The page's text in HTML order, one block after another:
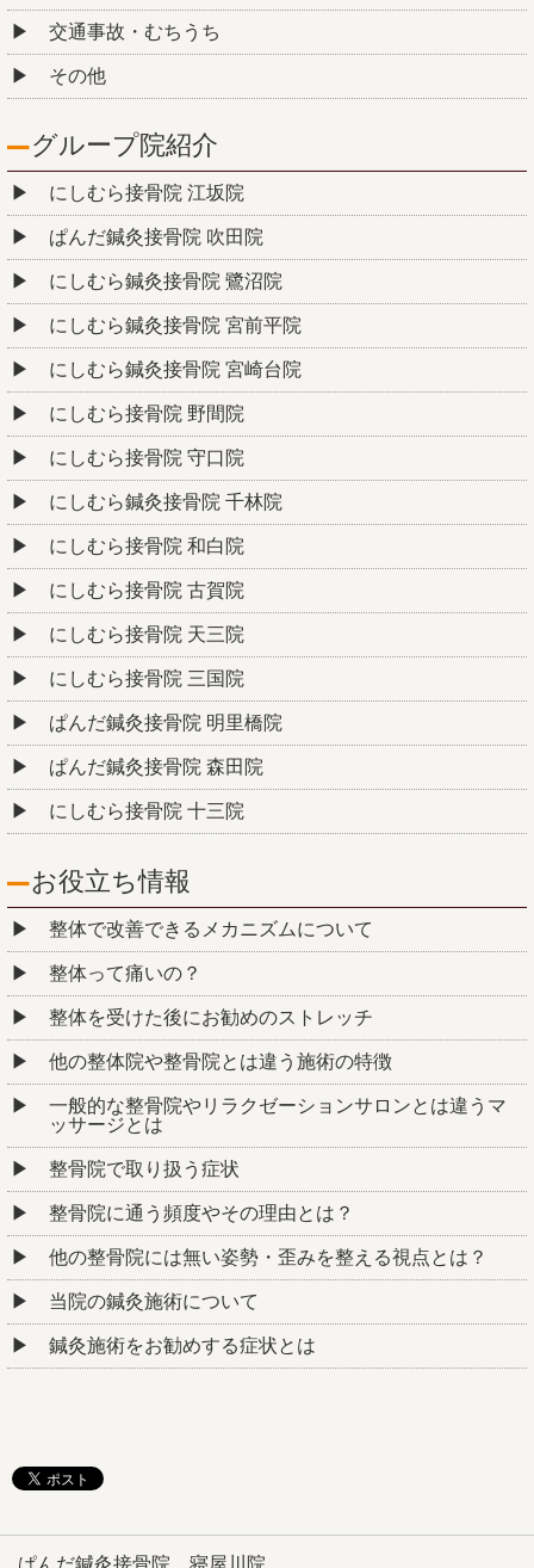
交通事故・むちうち
その他
グループ院紹介
にしむら接骨院 江坂院
ぱんだ鍼灸接骨院 吹田院
にしむら鍼灸接骨院 鷺沼院
にしむら鍼灸接骨院 宮前平院
にしむら鍼灸接骨院 宮崎台院
にしむら接骨院 野間院
にしむら接骨院 守口院
にしむら鍼灸接骨院 千林院
にしむら接骨院 和白院
にしむら接骨院 古賀院
にしむら接骨院 天三院
にしむら接骨院 三国院
ぱんだ鍼灸接骨院 明里橋院
ぱんだ鍼灸接骨院 森田院
にしむら接骨院 十三院
お役立ち情報
整体で改善できるメカニズムについて
整体って痛いの？
整体を受けた後にお勧めのストレッチ
他の整体院や整骨院とは違う施術の特徴
一般的な整骨院やリラクゼーションサロンとは違うマ
ッサージとは
整骨院で取り扱う症状
整骨院に通う頻度やその理由とは？
他の整骨院には無い姿勢・歪みを整える視点とは？
当院の鍼灸施術について
鍼灸施術をお勧めする症状とは
ぱんだ鍼灸接骨院 寝屋川院